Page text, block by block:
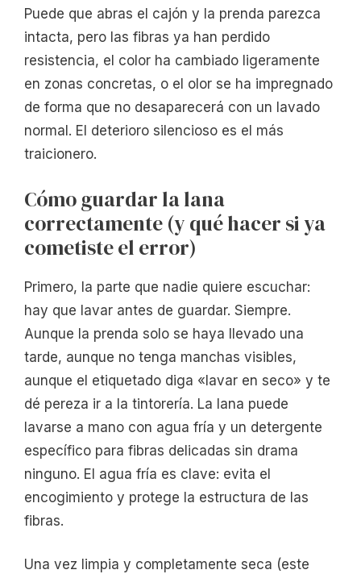
Puede que abras el cajón y la prenda parezca
intacta, pero las fibras ya han perdido
resistencia, el color ha cambiado ligeramente
en zonas concretas, o el olor se ha impregnado
de forma que no desaparecerá con un lavado
normal. El deterioro silencioso es el más
traicionero.
Cómo guardar la lana
correctamente (y qué hacer si ya
cometiste el error)
Primero, la parte que nadie quiere escuchar:
hay que lavar antes de guardar. Siempre.
Aunque la prenda solo se haya llevado una
tarde, aunque no tenga manchas visibles,
aunque el etiquetado diga «lavar en seco» y te
dé pereza ir a la tintorería. La lana puede
lavarse a mano con agua fría y un detergente
específico para fibras delicadas sin drama
ninguno. El agua fría es clave: evita el
encogimiento y protege la estructura de las
fibras.
Una vez limpia y completamente seca (este